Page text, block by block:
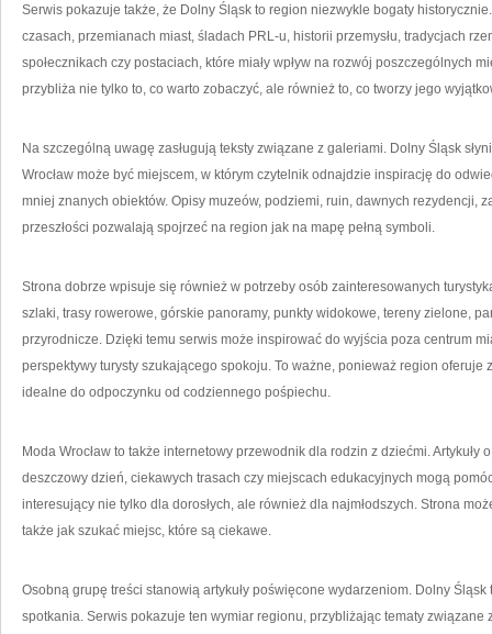
Serwis pokazuje także, że Dolny Śląsk to region niezwykle bogaty
czasach, przemianach miast, śladach PRL-u, historii przemysłu, tradycjach
społecznikach czy postaciach, które miały wpływ na rozwój poszczególnych
przybliża nie tylko to, co warto zobaczyć, ale również to, co tworzy jego
Na szczególną uwagę zasługują teksty związane z galeriami. Dolny Śląsk
Wrocław może być miejscem, w którym czytelnik odnajdzie inspirację do
mniej znanych obiektów. Opisy muzeów, podziemi, ruin, dawnych rezydencji,
przeszłości pozwalają spojrzeć na region jak na mapę pełną symboli.
Strona dobrze wpisuje się również w potrzeby osób zainteresowanych
szlaki, trasy rowerowe, górskie panoramy, punkty widokowe, tereny zielone,
przyrodnicze. Dzięki temu serwis może inspirować do wyjścia poza centrum
perspektywy turysty szukającego spokoju. To ważne, ponieważ region
idealne do odpoczynku od codziennego pośpiechu.
Moda Wrocław to także internetowy przewodnik dla rodzin z dziećmi.
deszczowy dzień, ciekawych trasach czy miejscach edukacyjnych mogą
interesujący nie tylko dla dorosłych, ale również dla najmłodszych. Strona
także jak szukać miejsc, które są ciekawe.
Osobną grupę treści stanowią artykuły poświęcone wydarzeniom. Dolny
spotkania. Serwis pokazuje ten wymiar regionu, przybliżając tematy związane